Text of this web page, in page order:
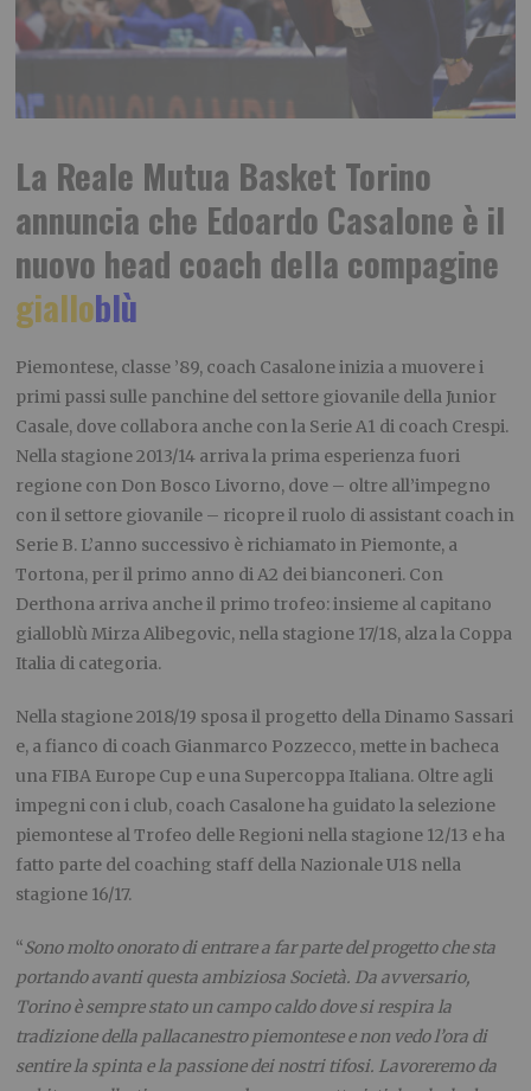
La Reale Mutua Basket Torino
annuncia che Edoardo Casalone è il
nuovo head coach della compagine
gialloblù
Piemontese, classe ’89, coach Casalone inizia a muovere i
primi passi sulle panchine del settore giovanile della Junior
Casale, dove collabora anche con la Serie A1 di coach Crespi.
Nella stagione 2013/14 arriva la prima esperienza fuori
regione con Don Bosco Livorno, dove – oltre all’impegno
con il settore giovanile – ricopre il ruolo di assistant coach in
Serie B. L’anno successivo è richiamato in Piemonte, a
Tortona, per il primo anno di A2 dei bianconeri. Con
Derthona arriva anche il primo trofeo: insieme al capitano
gialloblù Mirza Alibegovic, nella stagione 17/18, alza la Coppa
Italia di categoria.
Nella stagione 2018/19 sposa il progetto della Dinamo Sassari
e, a fianco di coach Gianmarco Pozzecco, mette in bacheca
una FIBA Europe Cup e una Supercoppa Italiana. Oltre agli
impegni con i club, coach Casalone ha guidato la selezione
piemontese al Trofeo delle Regioni nella stagione 12/13 e ha
fatto parte del coaching staff della Nazionale U18 nella
stagione 16/17.
“Sono molto onorato di entrare a far parte del progetto che sta
portando avanti questa ambiziosa Società. Da avversario,
Torino è sempre stato un campo caldo dove si respira la
tradizione della pallacanestro piemontese e non vedo l’ora di
sentire la spinta e la passione dei nostri tifosi. Lavoreremo da